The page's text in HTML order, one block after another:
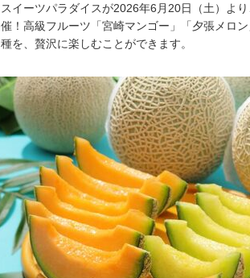
スイーツパラダイスが2026年6月20日（土）よ
催！高級フルーツ「宮崎マンゴー」「夕張メロ
種を、贅沢に楽しむことができます。